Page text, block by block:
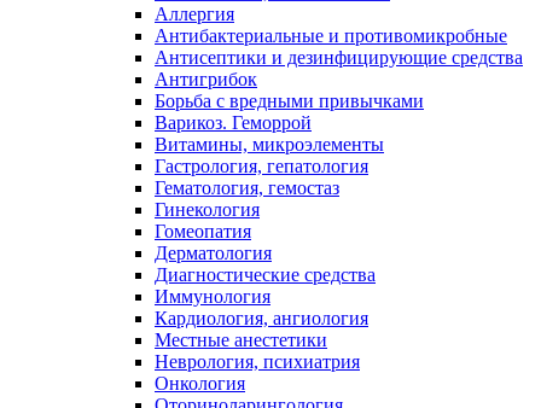
Аллергия
Антибактериальные и противомикробные
Антисептики и дезинфицирующие средства
Антигрибок
Борьба с вредными привычками
Варикоз. Геморрой
Витамины, микроэлементы
Гастрология, гепатология
Гематология, гемостаз
Гинекология
Гомеопатия
Дерматология
Диагностические средства
Иммунология
Кардиология, ангиология
Местные анестетики
Неврология, психиатрия
Онкология